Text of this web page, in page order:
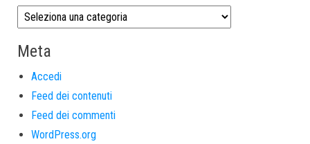
Meta
Accedi
Feed dei contenuti
Feed dei commenti
WordPress.org